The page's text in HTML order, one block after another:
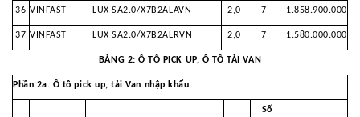
36 VINFAST LUX SA2.0/X7B2ALAVN 2,0 7 1.858.900.000
37 VINFAST LUX SA2.0/X7B2ALRVN 2,0 7 1.580.000.000
BẢNG 2: Ô TÔ PICK UP, Ô TÔ TẢI VAN
Phần 2a. Ô tô pick up, tải Van nhập khẩu
Số